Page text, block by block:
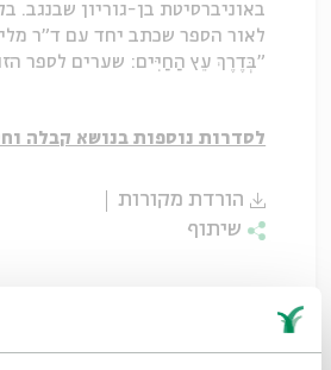
באוניברסיטת בן-גוריון שבנגב.
לאור הספר שכתב יחד עם ד"ר
"בְּדֶרֶךְ עֵץ הַחַיִּים: שערים לספר
לסדרות נוספות בנושא קבלה
הורדת מקורות
שיתוף